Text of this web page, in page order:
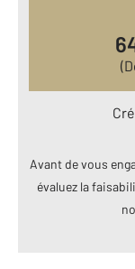
Avant de vous
évaluez la